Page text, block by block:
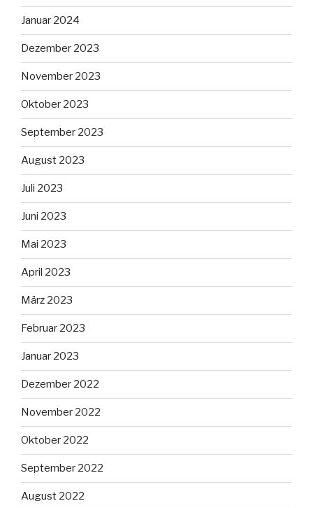
Januar 2024
Dezember 2023
November 2023
Oktober 2023
September 2023
August 2023
Juli 2023
Juni 2023
Mai 2023
April 2023
März 2023
Februar 2023
Januar 2023
Dezember 2022
November 2022
Oktober 2022
September 2022
August 2022